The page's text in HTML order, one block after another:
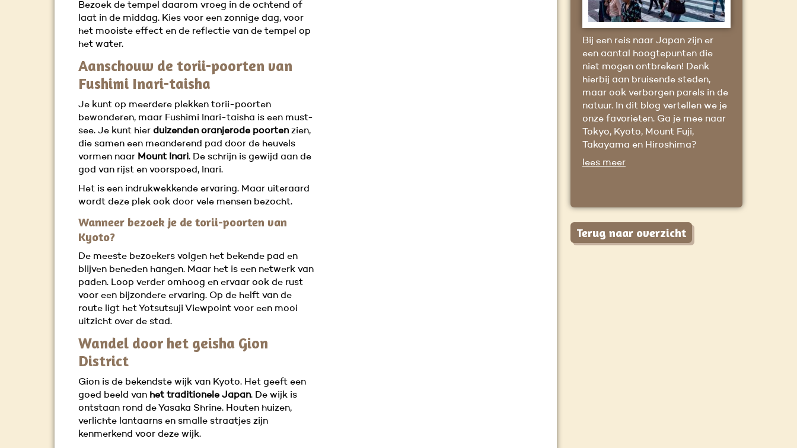
Bezoek de tempel daarom vroeg in de ochtend of
laat in de middag. Kies voor een zonnige dag, voor
het mooiste effect en de reflectie van de tempel op
het water.
Aanschouw de torii-poorten van
Fushimi Inari-taisha
Je kunt op meerdere plekken torii-poorten
bewonderen, maar Fushimi Inari-taisha is een must-
see. Je kunt hier duizenden oranjerode poortenzien,
die samen een meanderend pad door de heuvels
vormen naar Mount Inari. De schrijn is gewijd aan de
god van rijst en voorspoed, Inari.
Het is een indrukwekkende ervaring. Maar uiteraard
wordt deze plek ook door vele mensen bezocht.
Wanneer bezoek je de torii-poorten van
Kyoto?
De meeste bezoekers volgen het bekende pad en
blijven beneden hangen. Maar het is een netwerk van
paden. Loop verder omhoog en ervaar ook de rust
voor een bijzondere ervaring. Op de helft van de
route ligt het Yotsutsuji Viewpoint voor een mooi
uitzicht over de stad.
Wandel door het geisha Gion
District
Gion is de bekendste wijk van Kyoto. Het geeft een
goed beeld van het traditionele Japan. De wijk is
ontstaan rond de Yasaka Shrine. Houten huizen,
verlichte lantaarns en smalle straatjes zijn
kenmerkend voor deze wijk.
Bij een reis naar Japan zijn er
een aantal hoogtepunten die
niet mogen ontbreken! Denk
hierbij aan bruisende steden,
maar ook verborgen parels in de
natuur. In dit blog vertellen we je
onze favorieten. Ga je mee naar
Tokyo, Kyoto, Mount Fuji,
Takayama en Hiroshima?
lees meer
Terug naar overzicht